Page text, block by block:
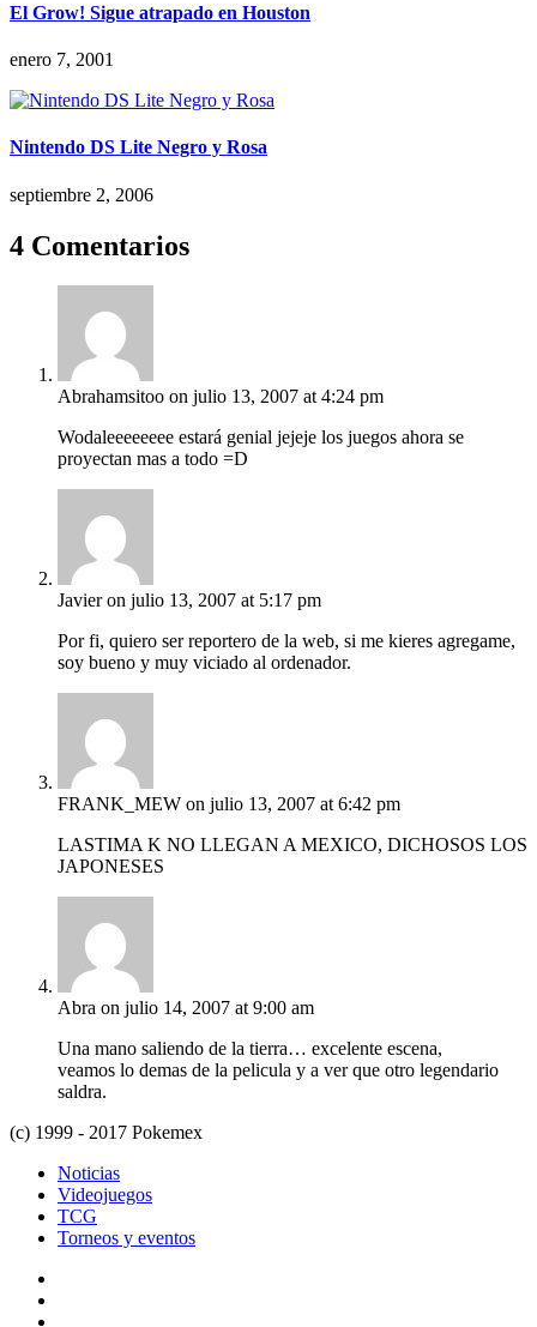
El Grow! Sigue atrapado en Houston
enero 7, 2001
Nintendo DS Lite Negro y Rosa
septiembre 2, 2006
4 Comentarios
Abrahamsitoo on julio 13, 2007 at 4:24 pm
Wodaleeeeeeee estará genial jejeje los juegos ahora se
proyectan mas a todo =D
Javier on julio 13, 2007 at 5:17 pm
Por fi, quiero ser reportero de la web, si me kieres agregame,
soy bueno y muy viciado al ordenador.
FRANK_MEW on julio 13, 2007 at 6:42 pm
LASTIMA K NO LLEGAN A MEXICO, DICHOSOS LOS
JAPONESES
Abra on julio 14, 2007 at 9:00 am
Una mano saliendo de la tierra… excelente escena,
veamos lo demas de la pelicula y a ver que otro legendario
saldra.
(c) 1999 - 2017 Pokemex
Noticias
Videojuegos
TCG
Torneos y eventos